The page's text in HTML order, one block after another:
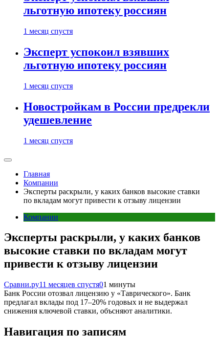
льготную ипотеку россиян
1 месяц спустя
Эксперт успокоил взявших
льготную ипотеку россиян
1 месяц спустя
Новостройкам в России предрекли
удешевление
1 месяц спустя
Главная
Компании
Эксперты раскрыли, у каких банков высокие ставки
по вкладам могут привести к отзыву лицензии
Компании
Эксперты раскрыли, у каких банков
высокие ставки по вкладам могут
привести к отзыву лицензии
Сравни.ру11 месяцев спустя01 минуты
Банк России отозвал лицензию у «Таврического». Банк
предлагал вклады под 17–20% годовых и не выдержал
снижения ключевой ставки, объсняют аналитики.
Навигация по записям